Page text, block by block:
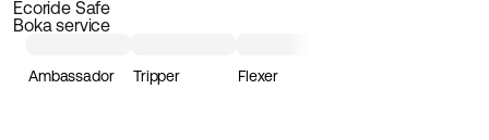
Ecoride Safe
Boka service
Ambassador Tripper Flexer